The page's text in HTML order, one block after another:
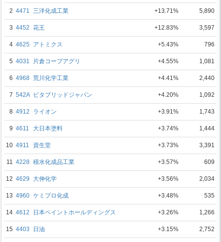
2 4471 三洋化成工業 +13.71% 5,890
3 4452 花王 +12.83% 3,597
4 4625 アトミクス +5.43% 796
5 4031 片倉コープアグリ +4.55% 1,081
6 4968 荒川化学工業 +4.41% 2,440
7 542A ビタブリッドジャパン +4.20% 1,092
8 4912 ライオン +3.91% 1,743
9 4611 大日本塗料 +3.74% 1,444
10 4911 資生堂 +3.73% 3,391
11 4228 積水化成品工業 +3.57% 609
12 4629 大伸化学 +3.56% 2,034
13 4960 ケミプロ化成 +3.48% 535
14 4612 日本ペイントホールディングス +3.26% 1,266
15 4403 日油 +3.15% 2,752